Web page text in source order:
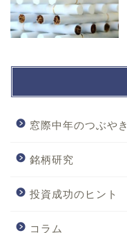
窓際中年のつぶやき
銘柄研究
投資成功のヒント
コラム